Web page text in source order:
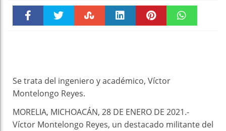
Se trata del ingeniero y académico, Víctor
Montelongo Reyes.
MORELIA, MICHOACÁN, 28 DE ENERO DE 2021.-
Víctor Montelongo Reyes, un destacado militante del